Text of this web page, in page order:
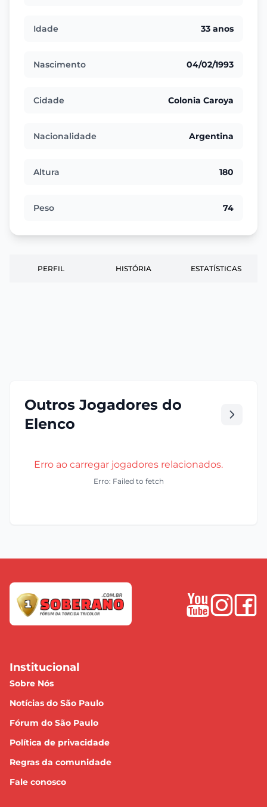
Idade 33 anos
Nascimento 04/02/1993
Cidade Colonia Caroya
Nacionalidade Argentina
Altura 180
Peso 74
PERFIL HISTÓRIA ESTATÍSTICAS
Outros Jogadores do
Elenco
Erro ao carregar jogadores relacionados.
Erro: Failed to fetch
Institucional
Sobre Nós
Notícias do São Paulo
Fórum do São Paulo
Política de privacidade
Regras da comunidade
Fale conosco